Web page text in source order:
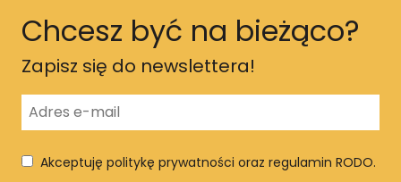
Chcesz być na bieżąco?
Zapisz się do newslettera!
Akceptuję politykę prywatności oraz regulamin RODO.